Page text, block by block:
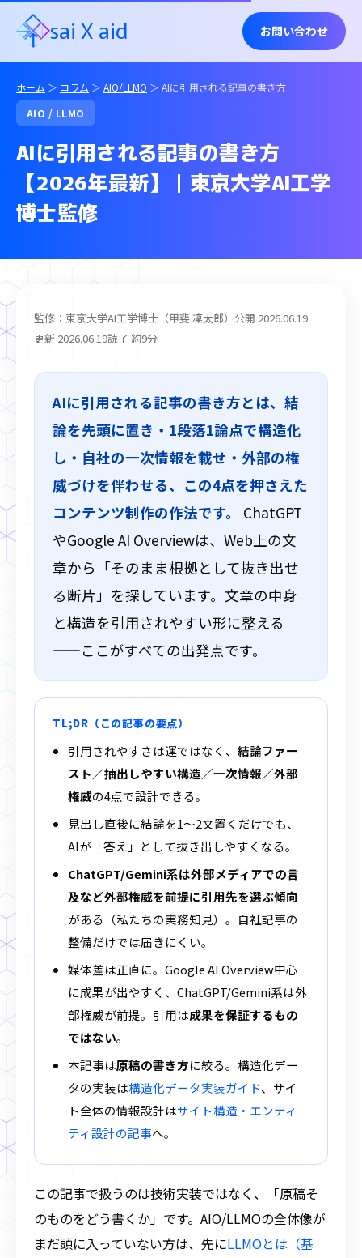
sai X aid お問い合わせ
ホーム ＞ コラム ＞ AIO/LLMO ＞ AIに引用される記事の書き方
AIO / LLMO
AIに引用される記事の書き方
【2026年最新】｜東京大学AI工学
博士監修
監修：東京大学AI工学博士（甲斐 凜太郎） 公開 2026.06.19
更新 2026.06.19読了 約9分
AIに引用される記事の書き方とは、結
論を先頭に置き・1段落1論点で構造化
し・自社の一次情報を載せ・外部の権
威づけを伴わせる、この4点を押さえた
コンテンツ制作の作法です。
ChatGPT
やGoogle AI Overviewは、Web上の文
章から「そのまま根拠として抜き出せ
る断片」を探しています。文章の中身
と構造を引用されやすい形に整える
——ここがすべての出発点です。
TL;DR（この記事の要点）
引用されやすさは運ではなく、結論ファー
スト／抽出しやすい構造／一次情報／外部
権威の4点で設計できる。
見出し直後に結論を1〜2文置くだけでも、
AIが「答え」として抜き出しやすくなる。
ChatGPT/Gemini系は外部メディアでの言
及など外部権威を前提に引用先を選ぶ傾向
がある（私たちの実務知見）。自社記事の
整備だけでは届きにくい。
媒体差は正直に。Google AI Overview中心
に成果が出やすく、ChatGPT/Gemini系は外
部権威が前提。引用は成果を保証するもの
ではない。
本記事は原稿の書き方に絞る。構造化デー
タの実装は構造化データ実装ガイド、サイ
ト全体の情報設計はサイト構造・エンティ
ティ設計の記事へ。
この記事で扱うのは技術実装ではなく、「原稿そ
のものをどう書くか」です。AIO/LLMOの全体像が
まだ頭に入っていない方は、先にLLMOとは（基